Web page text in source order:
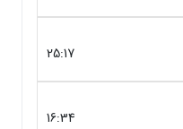
25:17
16:34